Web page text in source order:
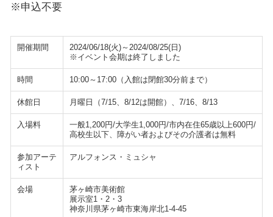
※申込不要
開催期間
2024/06/18(火)～2024/08/25(日)
※イベント会期は終了しました
時間 10:00～17:00（入館は閉館30分前まで）
休館日 月曜日（7/15、8/12は開館）、7/16、8/13
入場料
一般1,200円/大学生1,000円/市内在住65歳以上600円/
高校生以下、障がい者およびその介護者は無料
参加アーテ
ィスト
アルフォンス・ミュシャ
会場
茅ヶ崎市美術館
展示室1・2・3
神奈川県茅ヶ崎市東海岸北1-4-45